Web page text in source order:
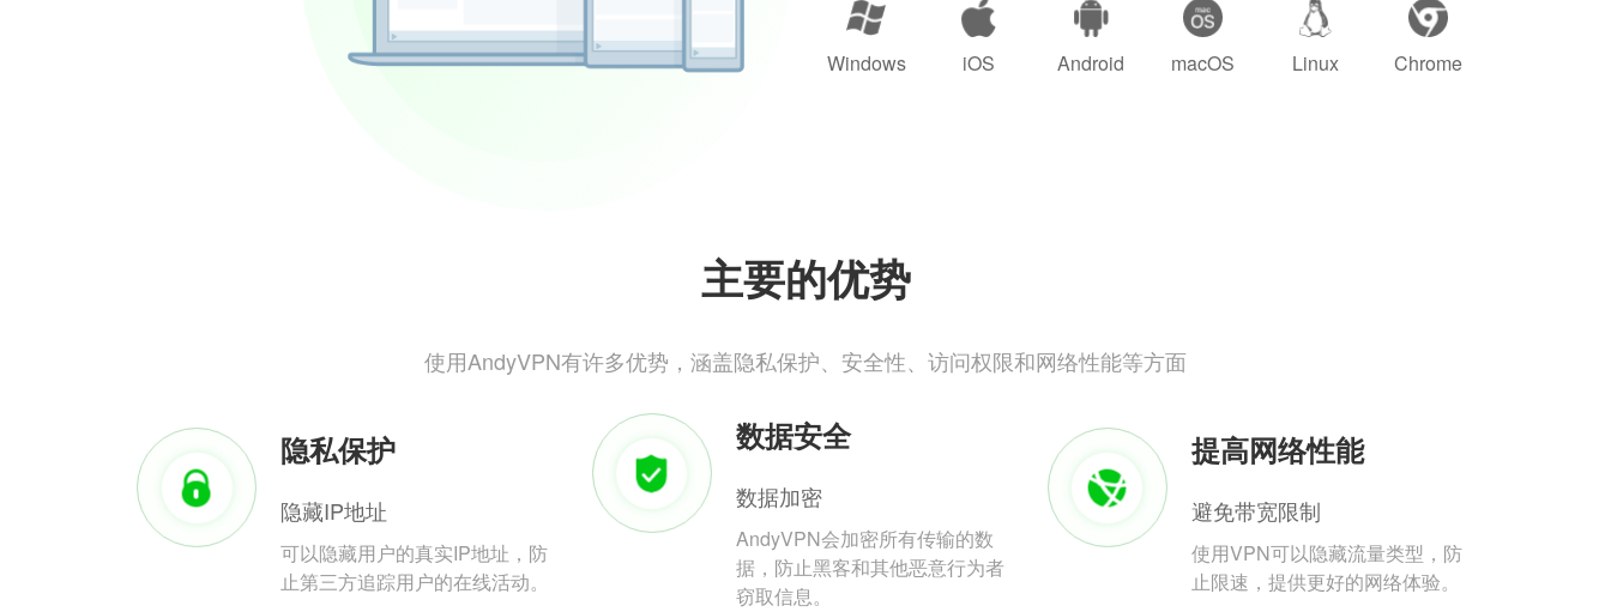
Windows iOS Android macOS Linux Chrome
主要的优势
使用AndyVPN有许多优势，涵盖隐私保护、安全性、访问权限和网络性能等方面
隐私保护
隐藏IP地址
可以隐藏用户的真实IP地址，防
止第三方追踪用户的在线活动。
数据安全
数据加密
AndyVPN会加密所有传输的数
据，防止黑客和其他恶意行为者
窃取信息。
提高网络性能
避免带宽限制
使用VPN可以隐藏流量类型，防
止限速，提供更好的网络体验。